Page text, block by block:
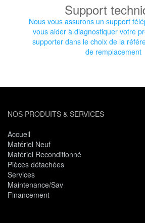
Support
Nous vous assurons un support
vous aider à diagnostiquer votre
supporter dans le choix de la
de remplacement
NOS PRODUITS & SERVICES
Accueil
Matériel Neuf
Matériel Reconditionné
Pièces détachées
Services
Maintenance/Sav
Financement